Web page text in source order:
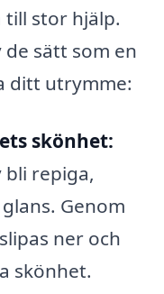
stor hjälp.
sätt som en
ditt utrymme:
skönhet:
repiga,
Genom
ner och
skönhet.